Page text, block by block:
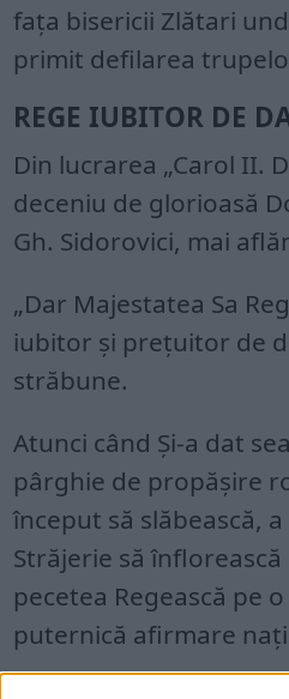
fața bisericii Zlătari
primit defilarea
REGE IUBITOR DE
Din lucrarea „Carol II.
deceniu de glorioasă
Gh. Sidorovici, mai
„Dar Majestatea Sa
iubitor și prețuitor de
străbune.
Atunci când Și-a dat
pârghie de propășire
început să slăbească,
Străjerie să
pecetea Regească pe
puternică afirmare